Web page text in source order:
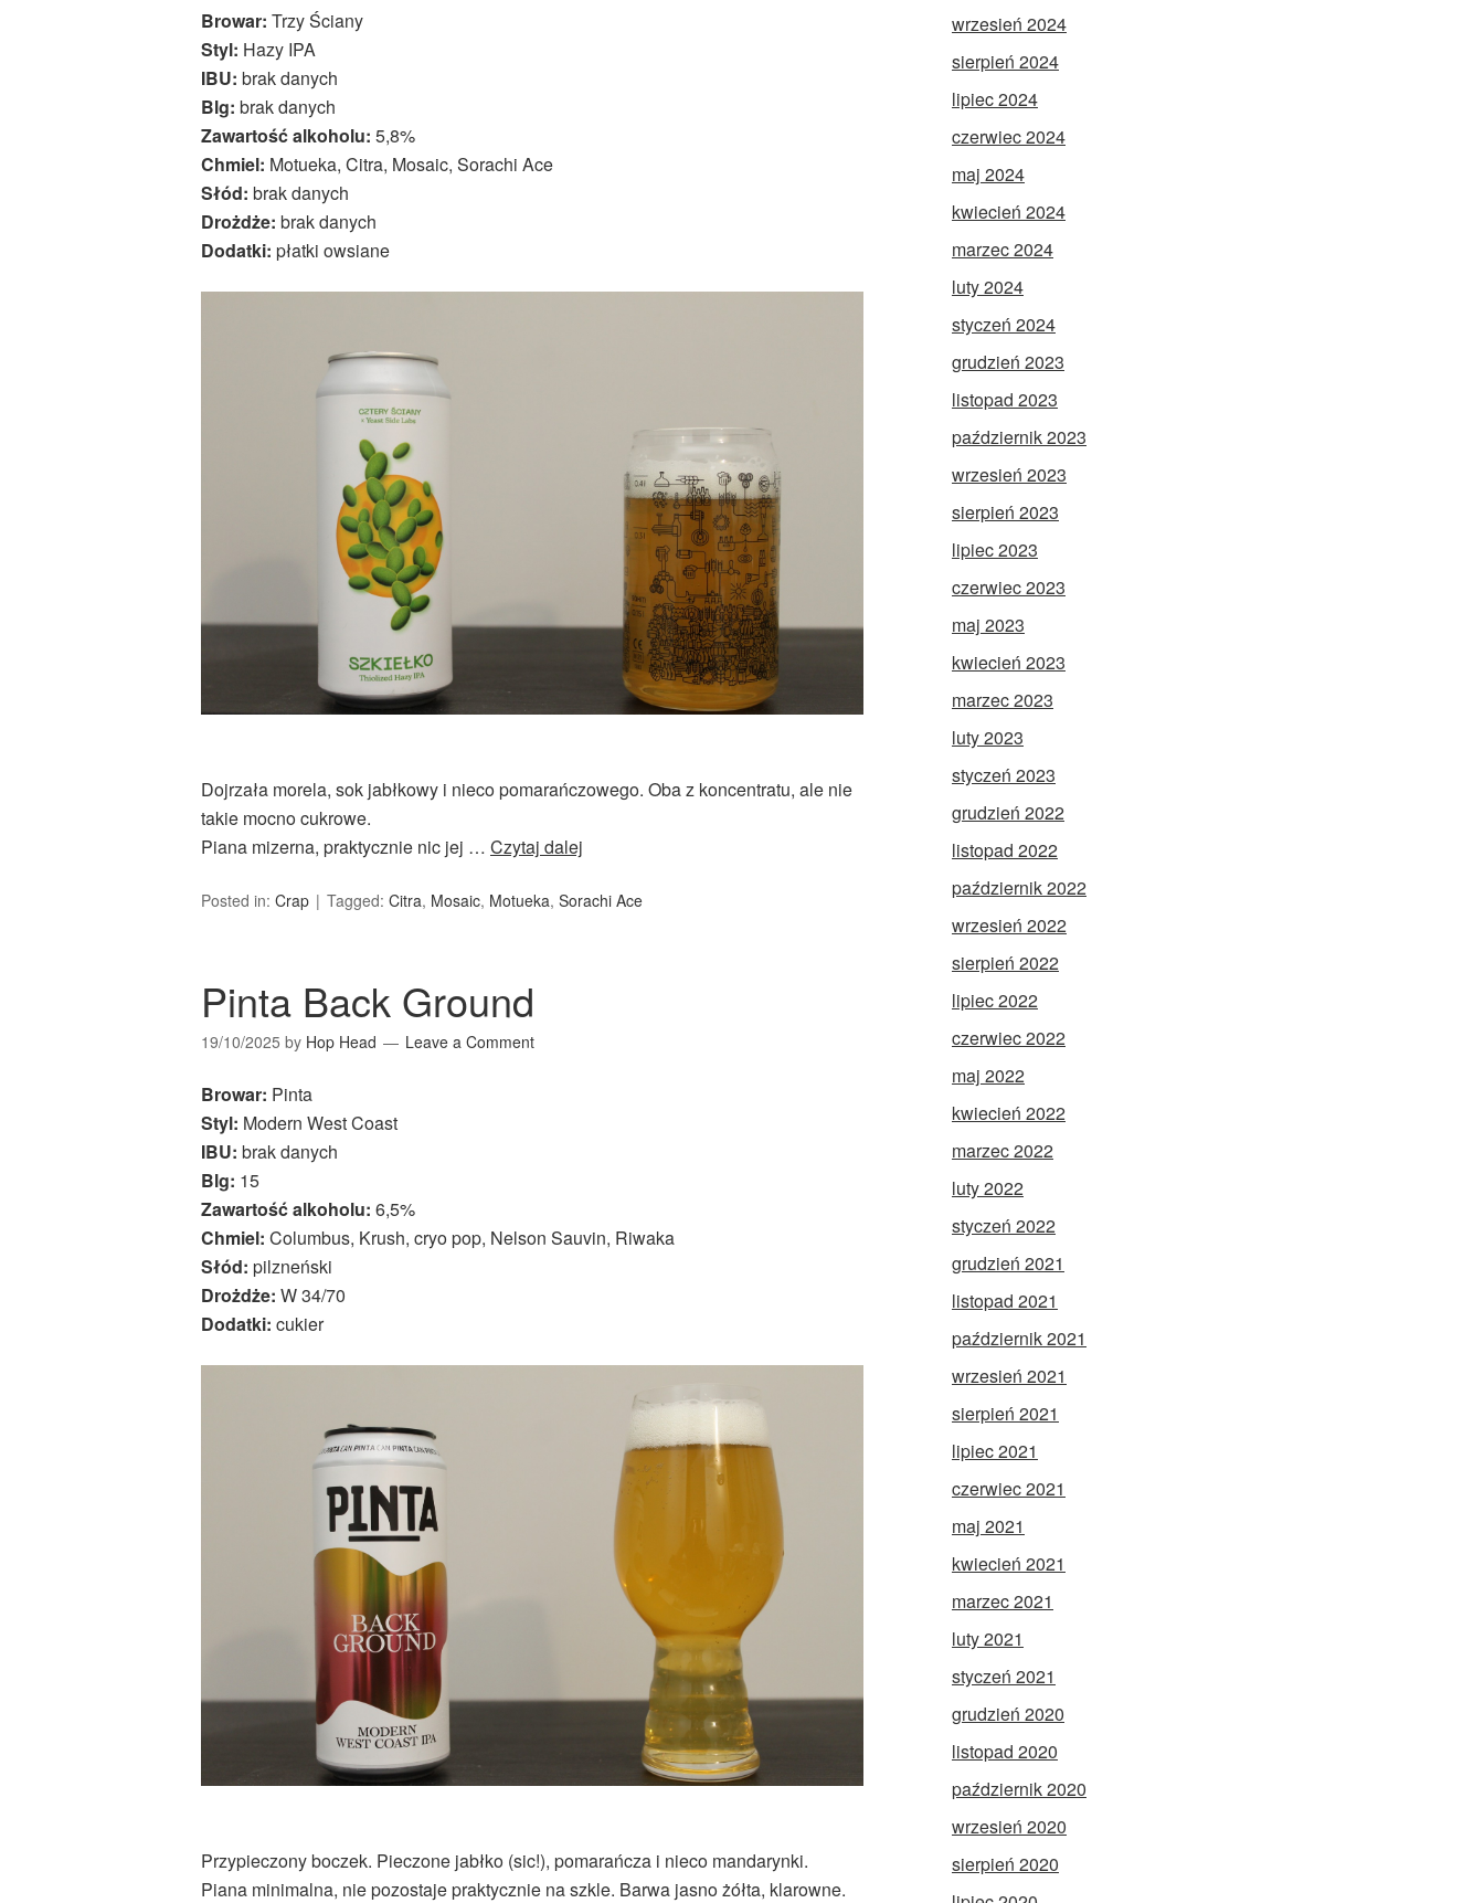
Browar: Trzy Ściany
Styl: Hazy IPA
IBU: brak danych
Blg: brak danych
Zawartość alkoholu: 5,8%
Chmiel: Motueka, Citra, Mosaic, Sorachi Ace
Słód: brak danych
Drożdże: brak danych
Dodatki: płatki owsiane
Dojrzała morela, sok jabłkowy i nieco pomarańczowego. Oba z koncentratu, ale nie
takie mocno cukrowe.
Piana mizerna, praktycznie nic jej … Czytaj dalej
Posted in: Crap Tagged: Citra, Mosaic, Motueka, Sorachi Ace
Pinta Back Ground
19/10/2025 by Hop Head Leave a Comment
Browar: Pinta
Styl: Modern West Coast
IBU: brak danych
Blg: 15
Zawartość alkoholu: 6,5%
Chmiel: Columbus, Krush, cryo pop, Nelson Sauvin, Riwaka
Słód: pilzneński
Drożdże: W 34/70
Dodatki: cukier
Przypieczony boczek. Pieczone jabłko (sic!), pomarańcza i nieco mandarynki.
Piana minimalna, nie pozostaje praktycznie na szkle. Barwa jasno żółta, klarowne.
wrzesień 2024
sierpień 2024
lipiec 2024
czerwiec 2024
maj 2024
kwiecień 2024
marzec 2024
luty 2024
styczeń 2024
grudzień 2023
listopad 2023
październik 2023
wrzesień 2023
sierpień 2023
lipiec 2023
czerwiec 2023
maj 2023
kwiecień 2023
marzec 2023
luty 2023
styczeń 2023
grudzień 2022
listopad 2022
październik 2022
wrzesień 2022
sierpień 2022
lipiec 2022
czerwiec 2022
maj 2022
kwiecień 2022
marzec 2022
luty 2022
styczeń 2022
grudzień 2021
listopad 2021
październik 2021
wrzesień 2021
sierpień 2021
lipiec 2021
czerwiec 2021
maj 2021
kwiecień 2021
marzec 2021
luty 2021
styczeń 2021
grudzień 2020
listopad 2020
październik 2020
wrzesień 2020
sierpień 2020